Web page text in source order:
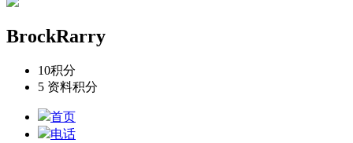
BrockRarry
10积分
5 资料积分
首页
电话